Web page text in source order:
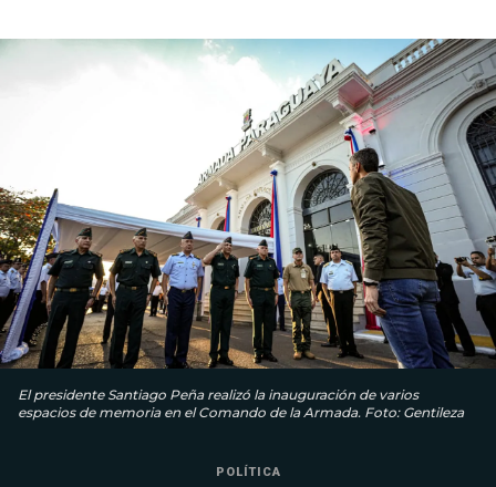
El presidente Santiago Peña realizó la inauguración de varios
espacios de memoria en el Comando de la Armada. Foto: Gentileza
POLÍTICA